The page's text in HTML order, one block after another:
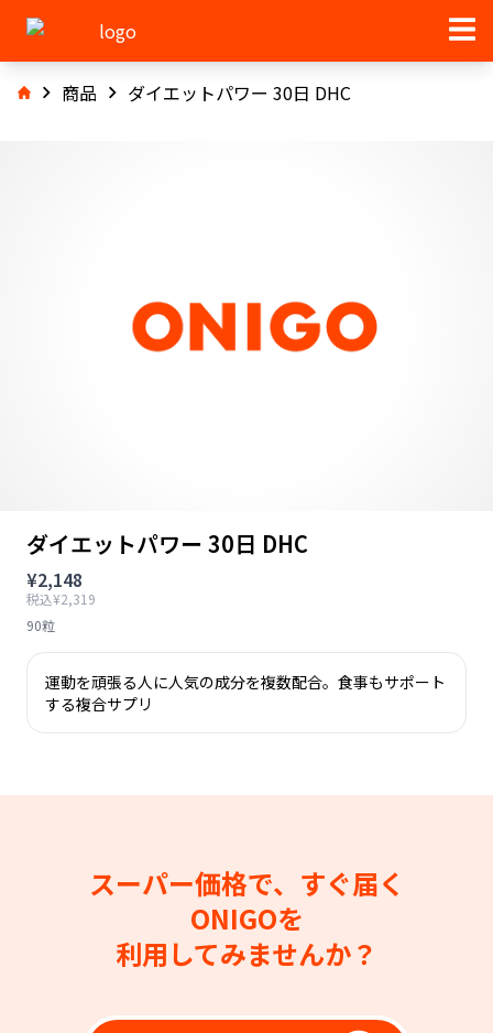
商品 ダイエットパワー 30日 DHC
ダイエットパワー 30日 DHC
¥2,148
税込¥2,319
90粒
運動を頑張る人に人気の成分を複数配合。食事もサポート
する複合サプリ
スーパー価格で、すぐ届く
ONIGOを
利用してみませんか？